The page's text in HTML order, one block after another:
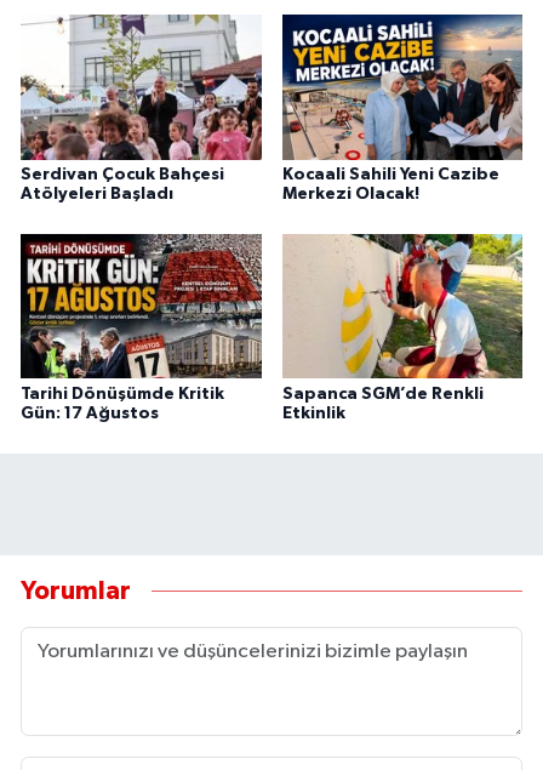
Serdivan Çocuk Bahçesi
Atölyeleri Başladı
Kocaali Sahili Yeni Cazibe
Merkezi Olacak!
Tarihi Dönüşümde Kritik
Gün: 17 Ağustos
Sapanca SGM’de Renkli
Etkinlik
Yorumlar